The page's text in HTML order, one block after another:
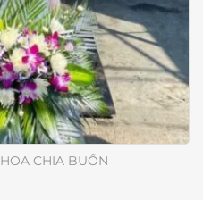
HOA CHIA BUỒN